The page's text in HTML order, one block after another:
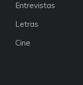
Entrevistas
Letras
Cine